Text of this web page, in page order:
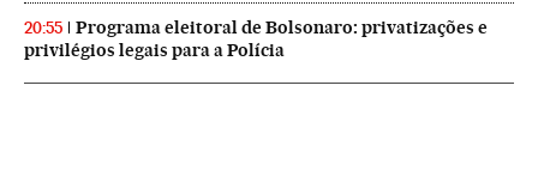
20:55
Programa eleitoral de Bolsonaro: privatizações e
privilégios legais para a Polícia